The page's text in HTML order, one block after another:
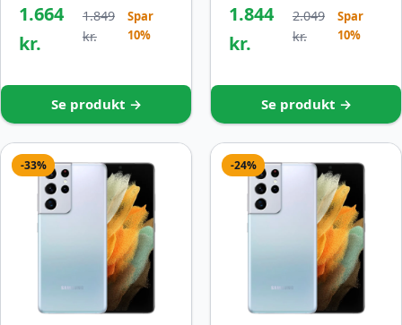
1.664
kr.
1.849
kr.
Spar
10%
Se produkt →
1.844
kr.
2.049
kr.
Spar
10%
Se produkt →
-33% -24%